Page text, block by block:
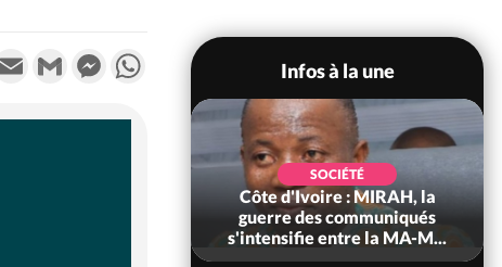
TwitterEmail Gmail MessengerWhatsApp
Infos à la une
: Man, deux
périssent dans un
SOCIÉTÉ
Côte d'Ivoire : MIRAH, la
guerre des communiqués
s'intensifie entre la MA-M...